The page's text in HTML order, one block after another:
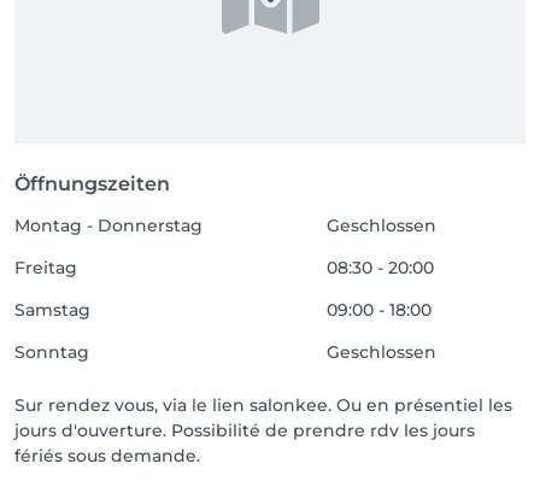
Öffnungszeiten
Montag - Donnerstag
Geschlossen
Freitag
08:30 - 20:00
Samstag
09:00 - 18:00
Sonntag
Geschlossen
Sur rendez vous, via le lien salonkee. Ou en présentiel les
jours d'ouverture. Possibilité de prendre rdv les jours
fériés sous demande.